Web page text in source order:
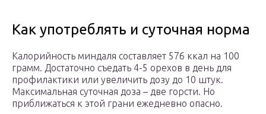
Как употреблять и суточная норма
Калорийность миндаля составляет 576 ккал на 100
грамм. Достаточно съедать 4-5 орехов в день для
профилактики или увеличить дозу до 10 штук.
Максимальная суточная доза – две горсти. Но
приближаться к этой грани ежедневно опасно.